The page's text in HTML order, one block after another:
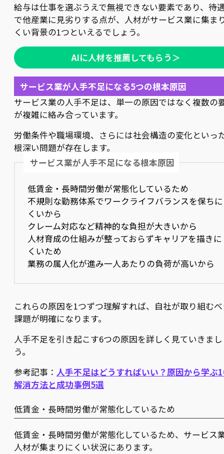
給与は仕事を選ぶうえで無視できない要素であり、待
で他産業に見劣りする点が、人材がサービス業に集ま
くい背景の1つといえるでしょう。
AIに人材を推薦してもらう＞
サービス業が人手不足になる5つの根本原因
サービス業の人手不足は、単一の原因ではなく複数の
が複雑に絡み合っています。
労働条件や職場環境、さらには社会構造の変化といっ
根深い問題が存在します。
サービス業が人手不足になる根本原因
低賃金・長時間労働が常態化しているため
不規則な勤務体系でワークライフバランスを保ちに
くいから
クレーム対応など精神的な負担が大きいから
人材育成の仕組みが整っておらずキャリアを描きに
くいため
業務の属人化が進み一人あたりの負荷が高いから
これらの原因を1つずつ理解すれば、自社が取り組む
課題が明確になります。
人手不足を引き起こす6つの原因を詳しく見ていきま
う。
参考記事： 人手不足はどうすればいい？原因から学ぶ
解消方法と成功事例5選
低賃金・長時間労働が常態化しているため
低賃金・長時間労働が常態化しているため、サービス
人材が集まりにくい状況にあります。